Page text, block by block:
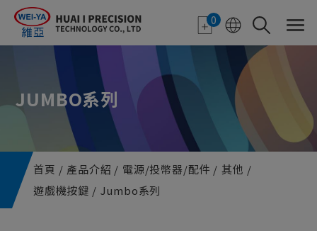
0
JUMBO系列
首頁 產品介紹 電源/投幣器/配件
其他
遊戲機按鍵
Jumbo系列
Cookie管理面板